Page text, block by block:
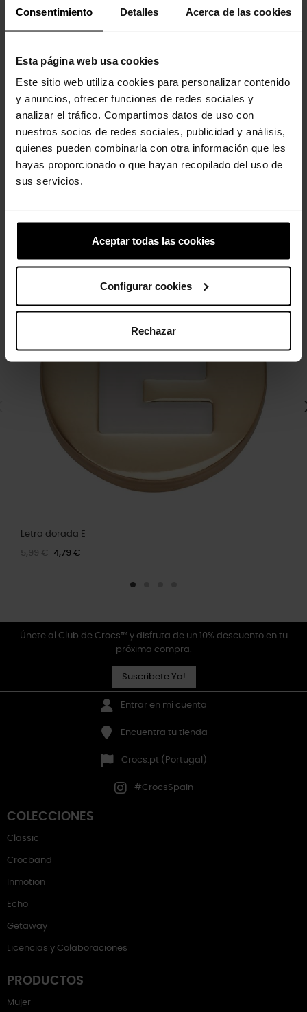
Consentimiento Detalles Acerca de las cookies
Esta página web usa cookies
Este sitio web utiliza cookies para personalizar contenido
y anuncios, ofrecer funciones de redes sociales y
analizar el tráfico. Compartimos datos de uso con
nuestros socios de redes sociales, publicidad y análisis,
quienes pueden combinarla con otra información que les
hayas proporcionado o que hayan recopilado del uso de
sus servicios.
Aceptar todas las cookies
Configurar cookies
Rechazar
Dinosaurio verde
4,99 € 3,99 €
Cerveza
4,99 € 3,99 €
Letra dorada E
5,99 € 4,79 €
Únete al Club de Crocs™ y disfruta de un 10% descuento en tu
próxima compra.
Suscríbete Ya!
Entrar en mi cuenta
Encuentra tu tienda
Crocs.pt (Portugal)
#CrocsSpain
COLECCIONES
Classic
Crocband
Inmotion
Echo
Getaway
Licencias y Colaboraciones
PRODUCTOS
Mujer